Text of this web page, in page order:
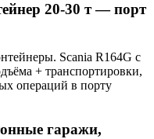
20-30 т — порт
Scania R164G с
+ транспортировки,
операций в порту
гаражи,